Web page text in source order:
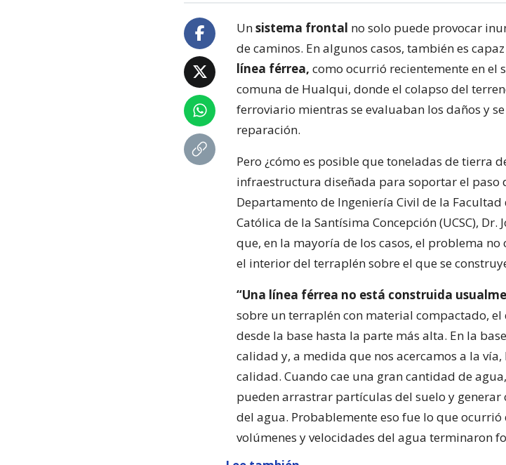
Unsistema frontal no solo puede provocar
de caminos. En algunos casos, también es
línea férrea, como ocurrió recientemente en el
comuna de Hualqui, donde el colapso del
ferroviario mientras se evaluaban los daños y
reparación.
Pero ¿cómo es posible que toneladas de tierra
infraestructura diseñada para soportar el paso
Departamento de Ingeniería Civil de la
Católica de la Santísima Concepción (UCSC),
que, en la mayoría de los casos, el problema
el interior del terraplén sobre el que se
“Una línea férrea no está construida
sobre un terraplén con material compactado,
desde la base hasta la parte más alta. En la
calidad y, a medida que nos acercamos a la
calidad. Cuando cae una gran cantidad de
pueden arrastrar partículas del suelo y
del agua. Probablemente eso fue lo que ocurrió
volúmenes y velocidades del agua terminaron